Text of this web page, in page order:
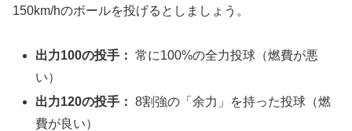
150km/hのボールを投げるとしましょう。
出力100の投手： 常に100%の全力投球（燃費が悪
い）
出力120の投手： 8割強の「余力」を持った投球（燃
費が良い）